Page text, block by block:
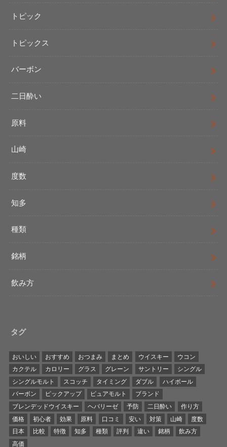
トピック
トピックス
バーボン
二日酔い
原料
山崎
度数
知多
種類
銘柄
飲み方
タグ
おいしい おすすめ おつまみ まとめ ウイスキー
ウコン
カクテル
カロリー グラス グレーン サントリー
シングル
シングルモルト
スコッチ タイミング ダブル
ハイボール
バーボン
ピックアップ ピュアモルト
ブランド
ブレンデッドウイスキー
ヘパリーゼ 予防 二日酔い
作り方
価格
初心者 効果 原料 口コミ 安い 対策 山崎
度数
日本
比較 特徴 知多 種類 評判 違い 銘柄
飲み方
高価